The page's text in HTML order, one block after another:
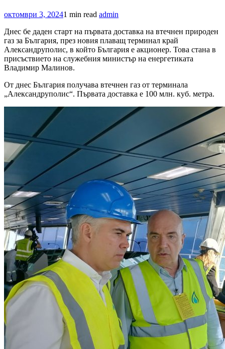
октомври 3, 20241 min read admin
Днес бе даден старт на първата доставка на втечнен природен
газ за България, през новия плаващ терминал край
Александруполис, в който България е акционер. Това стана в
присъствието на служебния министър на енергетиката
Владимир Малинов.
От днес България получава втечнен газ от терминала
„Александруполис“. Първата доставка е 100 млн. куб. метра.